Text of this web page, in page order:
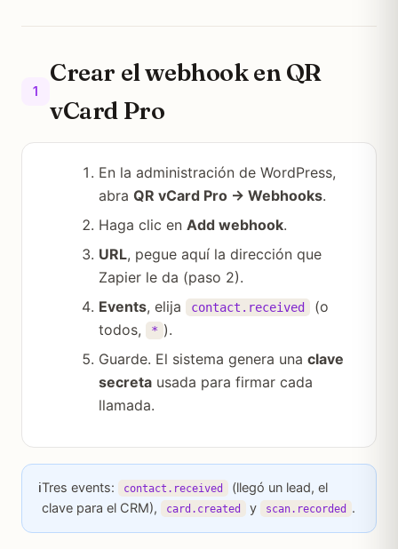
1
Crear el webhook en QR
vCard Pro
En la administración de WordPress,
abra QR vCard Pro → Webhooks.
Haga clic en Add webhook.
URL, pegue aquí la dirección que
Zapier le da (paso 2).
Events, elija contact.received
(o
todos,
* ).
Guarde. El sistema genera una clave
secreta usada para firmar cada
llamada.
ℹ️Tres events: contact.received
(llegó un lead, el
clave para el CRM),
card.created y scan.recorded .